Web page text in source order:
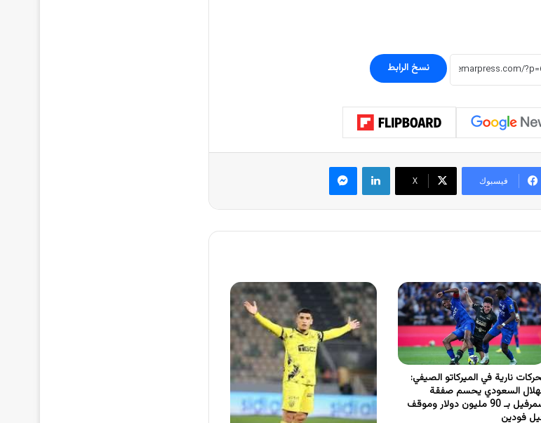
نسخ الرابط
فيسبوك ‫X
لينكدإن
نارية في الميركاتو الصيفي:
السعودي يحسم صفقة
سمرفيل بـ 90 مليون دولار وموقف
فودين